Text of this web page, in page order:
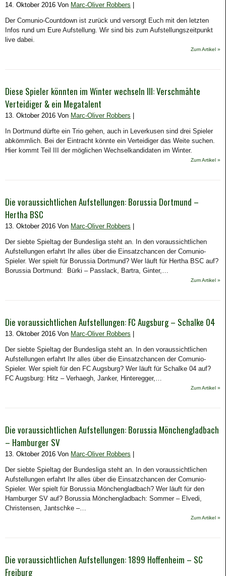
14. Oktober 2016 Von Marc-Oliver Robbers
Der Comunio-Countdown ist zurück und versorgt Euch mit den letzten
Infos rund um Eure Aufstellung. Wir sind bis zum Aufstellungszeitpunkt
live dabei.
Zum Artikel »
Diese Spieler könnten im Winter wechseln III: Verschmähte
Verteidiger & ein Megatalent
13. Oktober 2016 Von Marc-Oliver Robbers
In Dortmund dürfte ein Trio gehen, auch in Leverkusen sind drei Spieler
abkömmlich. Bei der Eintracht könnte ein Verteidiger das Weite suchen.
Hier kommt Teil III der möglichen Wechselkandidaten im Winter.
Zum Artikel »
Die voraussichtlichen Aufstellungen: Borussia Dortmund –
Hertha BSC
13. Oktober 2016 Von Marc-Oliver Robbers
Der siebte Spieltag der Bundesliga steht an. In den voraussichtlichen
Aufstellungen erfahrt Ihr alles über die Einsatzchancen der Comunio-
Spieler. Wer spielt für Borussia Dortmund? Wer läuft für Hertha BSC auf?
Borussia Dortmund: Bürki – Passlack, Bartra, Ginter,…
Zum Artikel »
Die voraussichtlichen Aufstellungen: FC Augsburg – Schalke 04
13. Oktober 2016 Von Marc-Oliver Robbers
Der siebte Spieltag der Bundesliga steht an. In den voraussichtlichen
Aufstellungen erfahrt Ihr alles über die Einsatzchancen der Comunio-
Spieler. Wer spielt für den FC Augsburg? Wer läuft für Schalke 04 auf?
FC Augsburg: Hitz – Verhaegh, Janker, Hinteregger,…
Zum Artikel »
Die voraussichtlichen Aufstellungen: Borussia Mönchengladbach
– Hamburger SV
13. Oktober 2016 Von Marc-Oliver Robbers
Der siebte Spieltag der Bundesliga steht an. In den voraussichtlichen
Aufstellungen erfahrt Ihr alles über die Einsatzchancen der Comunio-
Spieler. Wer spielt für Borussia Mönchengladbach? Wer läuft für den
Hamburger SV auf? Borussia Mönchengladbach: Sommer – Elvedi,
Christensen, Jantschke –…
Zum Artikel »
Die voraussichtlichen Aufstellungen: 1899 Hoffenheim – SC
Freiburg